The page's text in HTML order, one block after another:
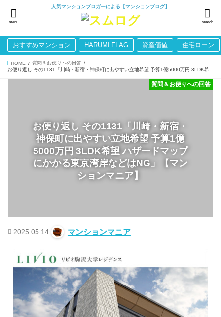
人気マンションブロガーによる【マンションブログ】
search
menu
おすすめマンション HARUMI FLAG 資産価値 住宅ローン
HOME
質問＆お便りへの回答
お便り返し その1131「川崎・新宿・
神保町に出やすい立地希望 予算1億
5000万円 3LDK希望 ハザードマップ
にかかる東京湾岸などはNG」【マン
ションマニア】
質問＆お便りへの回答
2025.05.14 マンションマニア